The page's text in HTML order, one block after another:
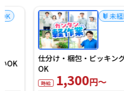
未経験者OK
仕分け・梱包・ピッキング/日払い
OK
1,300円～